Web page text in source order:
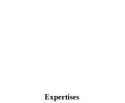
Expertises